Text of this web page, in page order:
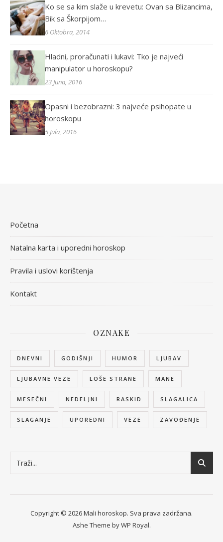
Ko se sa kim slaže u krevetu: Ovan sa Blizancima,
Bik sa Škorpijom…
6 Oktobra, 2014
Hladni, proračunati i lukavi: Tko je najveći
manipulator u horoskopu?
23 Juna, 2016
Opasni i bezobrazni: 3 najveće psihopate u
horoskopu
5 Jula, 2016
Početna
Natalna karta i uporedni horoskop
Pravila i uslovi korištenja
Kontakt
OZNAKE
DNEVNI GODIŠNJI HUMOR LJUBAV
LJUBAVNE VEZE LOŠE STRANE MANE
MESEČNI NEDELJNI RASKID SLAGALICA
SLAGANJE UPOREDNI VEZE ZAVOĐENJE
Copyright © 2026 Mali horoskop. Sva prava zadržana.
Ashe Theme byWP Royal.